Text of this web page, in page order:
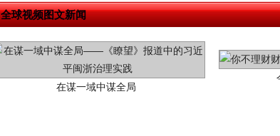
全球视频图文新闻在谋一域中谋全局